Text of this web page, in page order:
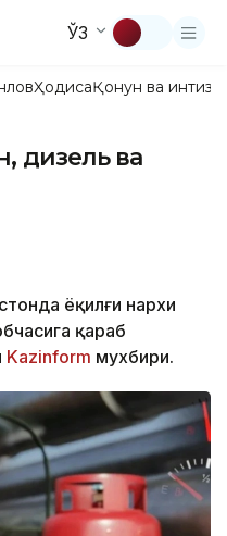
ЎЗ
ҲодисаҚонун ва
дизель ва
ёқилғи нархи
қараб
Kazinform мухбири.